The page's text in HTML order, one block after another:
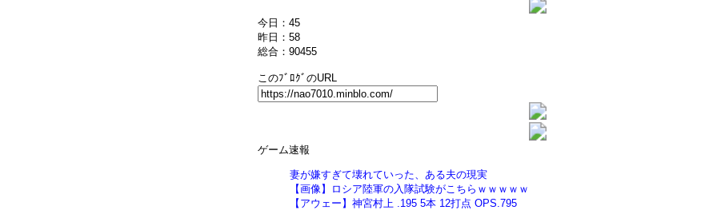
今日：45
昨日：58
総合：90455
このﾌﾞﾛｸﾞのURL
ゲーム速報
妻が嫌すぎて壊れていった、ある夫の現実
【画像】ロシア陸軍の入隊試験がこちらｗｗｗｗｗ
【アウェー】神宮村上 .195 5本 12打点 OPS.795